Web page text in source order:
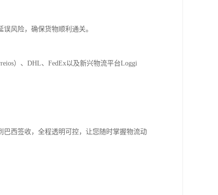
风险，确保货物顺利通关。
）、DHL、FedEx以及新兴物流平台Loggi
西签收，全程透明可控，让您随时掌握物流动